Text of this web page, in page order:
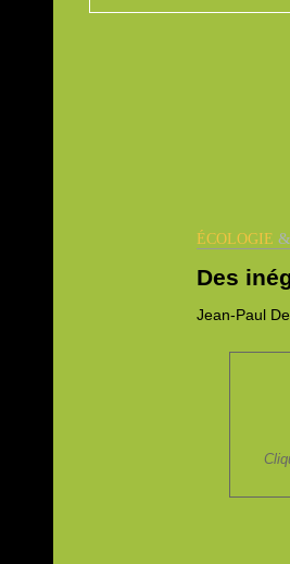
ÉCOLOGIE&
Des
Jean-Paul